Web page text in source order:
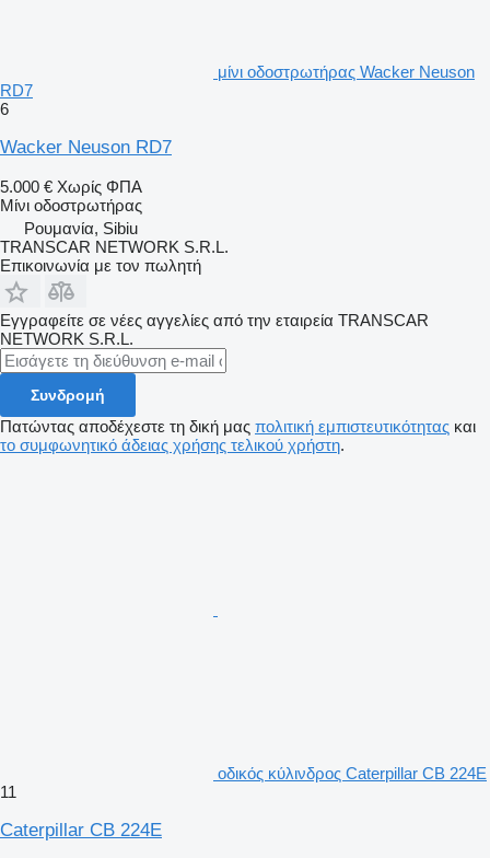
μίνι οδοστρωτήρας Wacker Neuson
RD7
6
Wacker Neuson RD7
5.000 € Χωρίς ΦΠΑ
Μίνι οδοστρωτήρας
Ρουμανία, Sibiu
TRANSCAR NETWORK S.R.L.
Επικοινωνία με τον πωλητή
Εγγραφείτε σε νέες αγγελίες από την εταιρεία TRANSCAR
NETWORK S.R.L.
Συνδρομή
Πατώντας αποδέχεστε τη δική μας πολιτική εμπιστευτικότητας και
το συμφωνητικό άδειας χρήσης τελικού χρήστη.
οδικός κύλινδρος Caterpillar CB 224E
11
Caterpillar CB 224E